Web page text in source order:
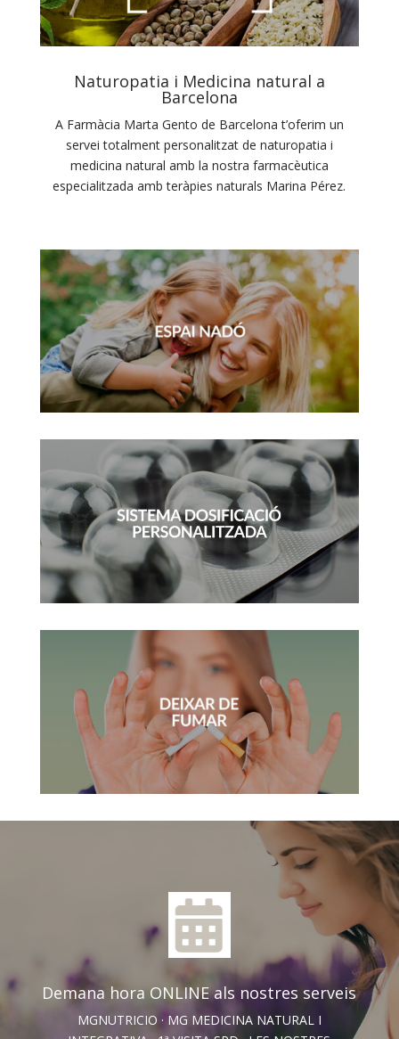
Naturopatia i Medicina natural a
Barcelona
A Farmàcia Marta Gento de Barcelona t’oferim un
servei totalment personalitzat de naturopatia i
medicina natural amb la nostra farmacèutica
especialitzada amb teràpies naturals Marina Pérez.
Demana hora ONLINE als nostres serveis
MGNUTRICIO · MG MEDICINA NATURAL I